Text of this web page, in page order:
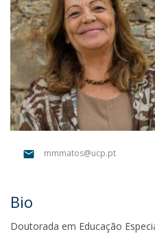
mmmatos@ucp.pt
Bio
Doutorada em Educação